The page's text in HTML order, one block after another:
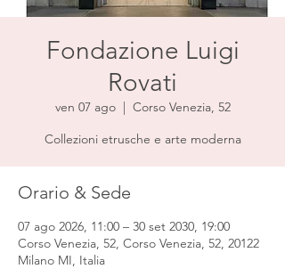
Fondazione Luigi
Rovati
ven 07 ago
  |
Corso Venezia, 52
Collezioni etrusche e arte moderna
Orario & Sede
07 ago 2026, 11:00 – 30 set 2030, 19:00
Corso Venezia, 52, Corso Venezia, 52, 20122
Milano MI, Italia